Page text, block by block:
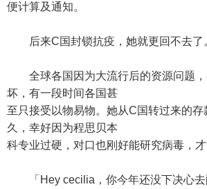
便计算及通知。
后来C国封锁抗疫，她就更回不去了
全球各国因为大流行后的资源问题，
坏，有一段时间各国甚
至只接受以物易物。她从C国转过来的存
久，幸好因为程思贝本
科专业过硬，对口也刚好能研究病毒，才
「Hey cecilia，你今年还没下决心去